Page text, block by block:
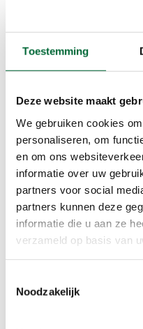
Toestemming
Deze website maakt
We gebruiken cookies
personaliseren, om
en om ons
informatie over uw
partners voor social
partners kunnen deze
informatie die u aan ze
verzameld op basis van
Noodzakelijk
wandelingen
ik kom op
nieuwe
mensen heb
uitstapjes.” -
Wandel jij ook
wandelaar of
nodig; de
plek en tijd. Vind
in de buurt via